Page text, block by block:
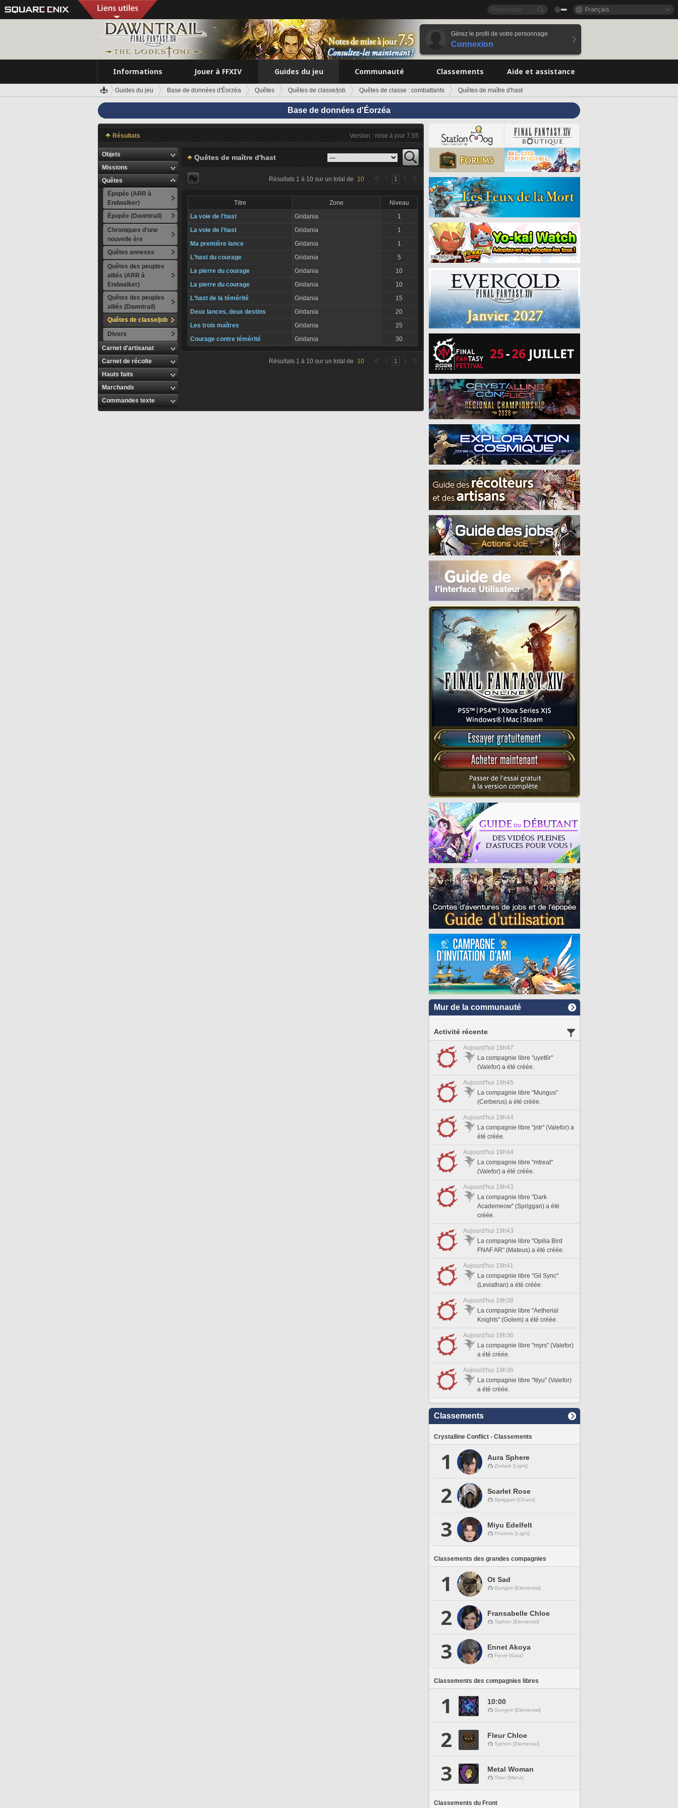
Français
Gérez le profil de votre personnage
Connexion
Informations Jouer à FFXIV Guides du jeu Communauté Classements Aide et assistance
Guides du jeu Base de données d'Éorzéa Quêtes Quêtes de classe/job Quêtes de classe : combattants Quêtes de maître d'hast
Base de données d'Éorzéa
Résultats Version : mise à jour 7.55
Objets
Missions
Quêtes
Épopée (ARR à
Endwalker)
Épopée (Dawntrail)
Chroniques d'une
nouvelle ère
Quêtes annexes
Quêtes des peuples
alliés (ARR à
Endwalker)
Quêtes des peuples
alliés (Dawntrail)
Quêtes de classe/job
Divers
Carnet d'artisanat
Carnet de récolte
Hauts faits
Marchands
Commandes texte
Quêtes de maître d'hast
Résultats 1 à 10 sur un total de 10 1
Titre Zone
Niveau
La voie de l'hast
Gridania
1
La voie de l'hast
Gridania
1
Ma première lance
Gridania
1
L'hast du courage
Gridania
5
La pierre du courage
Gridania
10
La pierre du courage
Gridania
10
L'hast de la témérité
Gridania
15
Deux lances, deux destins
Gridania
20
Les trois maîtres
Gridania
25
Courage contre témérité
Gridania 30
Résultats 1 à 10 sur un total de 10 1
Mur de la communauté
Activité récente
Aujourd'hui 19h47
La compagnie libre "uyet6r"
(Valefor) a été créée.
Aujourd'hui 19h45
La compagnie libre "Mungus"
(Cerberus) a été créée.
Aujourd'hui 19h44
La compagnie libre "jntr" (Valefor) a
été créée.
Aujourd'hui 19h44
La compagnie libre "mtreat"
(Valefor) a été créée.
Aujourd'hui 19h43
La compagnie libre "Dark
Academeow" (Spriggan) a été
créée.
Aujourd'hui 19h43
La compagnie libre "Opilia Bird
FNAF AR" (Mateus) a été créée.
Aujourd'hui 19h41
La compagnie libre "Gil Sync"
(Leviathan) a été créée.
Aujourd'hui 19h38
La compagnie libre "Aetherial
Knights" (Golem) a été créée.
Aujourd'hui 19h36
La compagnie libre "myrs" (Valefor)
a été créée.
Aujourd'hui 19h36
La compagnie libre "ltiyu" (Valefor)
a été créée.
Classements
Crystalline Conflict - Classements
1 Aura Sphere
Zodiark [Light]
2 Scarlet Rose
Spriggan [Chaos]
3 Miyu Edelfelt
Phoenix [Light]
Classements des grandes compagnies
1 Ot Sad
Gungnir [Elemental]
2 Fransabelle Chloe
Typhon [Elemental]
3 Ennet Akoya
Fenrir [Gaia]
Classements des compagnies libres
1 10:00
Gungnir [Elemental]
2 Fleur Chloe
Typhon [Elemental]
3 Metal Woman
Titan [Mana]
Classements du Front